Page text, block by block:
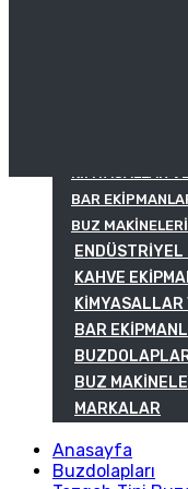
KIMYASALLAR
BAR
BUZ MAKINELERI
KAHVE
BAR
BUZ
MARKALAR
Anasayfa
Buzdolapları